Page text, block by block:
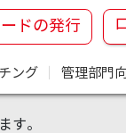
ドの発行
ング 管理部門
す。